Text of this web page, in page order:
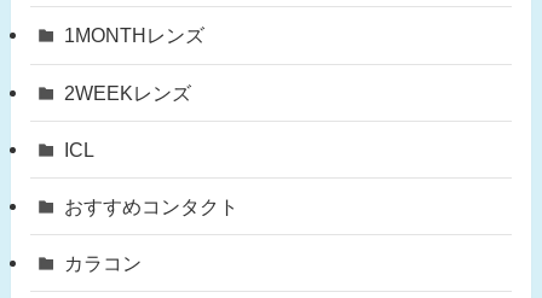
1MONTHレンズ
2WEEKレンズ
ICL
おすすめコンタクト
カラコン